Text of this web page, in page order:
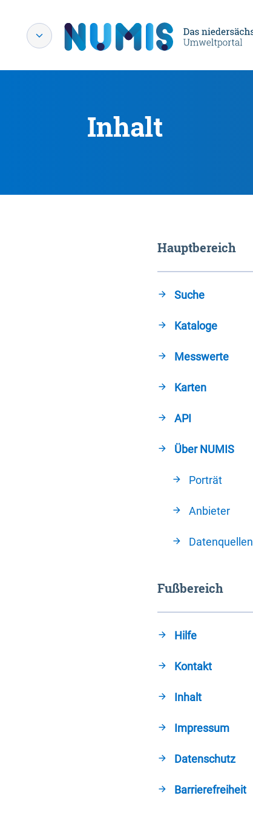
Inhalt
Hauptbereich
Suche
Kataloge
Messwerte
Karten
API
Über NUMIS
Porträt
Anbieter
Datenquellen
Fußbereich
Hilfe
Kontakt
Inhalt
Impressum
Datenschutz
Barrierefreiheit